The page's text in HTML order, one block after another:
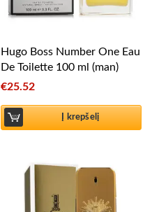
Hugo Boss Number One Eau
De Toilette 100 ml (man)
€25.52
Į krepšelį